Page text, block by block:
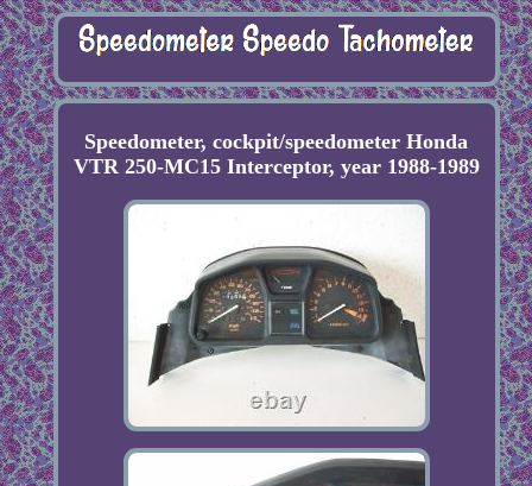
Speedometer, cockpit/speedometer Honda
VTR 250-MC15 Interceptor, year 1988-1989